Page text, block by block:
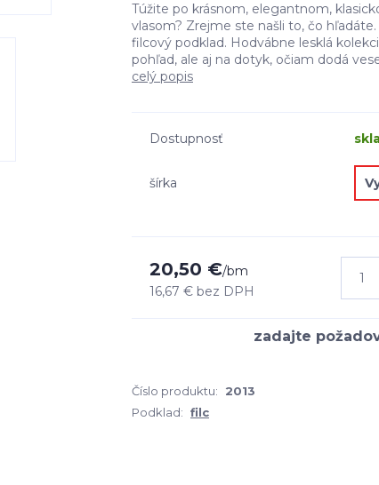
Túžite po krásnom, elegantnom,
vlasom? Zrejme ste našli to, čo
filcový podklad. Hodvábne lesklá
pohľad, ale aj na dotyk, očiam dodá
celý popis
Dostupnosť
šírka
20,50 €/bm
16,67 € bez DPH
Číslo produktu: 2013
Podklad: filc